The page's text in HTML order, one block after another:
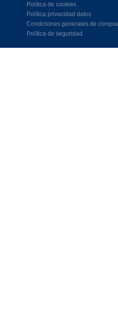
Política de cookies
Política privacidad datos
Condiciones generales de compra
Política de seguridad